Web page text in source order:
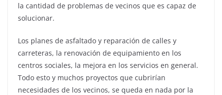
la cantidad de problemas de vecinos que es capaz de
solucionar.
Los planes de asfaltado y reparación de calles y
carreteras, la renovación de equipamiento en los
centros sociales, la mejora en los servicios en general.
Todo esto y muchos proyectos que cubrirían
necesidades de los vecinos, se queda en nada por la